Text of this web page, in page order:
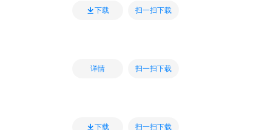
下载 扫一扫下载
详情 扫一扫下载
下载 扫一扫下载